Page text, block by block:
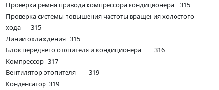
Проверка ремня привода компрессора кондиционера 315
Проверка системы повышения частоты вращения холостого
хода 315
Линии охлаждения 315
Блок переднего отопителя и кондиционера 316
Компрессор 317
Вентилятор отопителя 319
Конденсатор 319